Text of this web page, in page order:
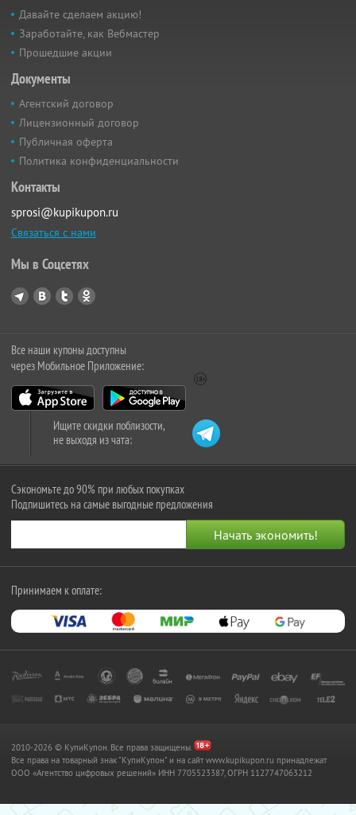
Давайте сделаем акцию!
Заработайте, как Вебмастер
Прошедшие акции
Документы
Агентский договор
Лицензионный договор
Публичная оферта
Политика конфиденциальности
Контакты
sprosi@kupikupon.ru
Связаться с нами
Мы в Соцсетях
Все наши купоны доступны
через Мобильное Приложение:
Ищите скидки поблизости,
не выходя из чата:
Сэкономьте до 90% при любых покупках
Подпишитесь на самые выгодные предложения
Принимаем к оплате:
2010-2026 © КупиКупон. Все права защищены.
Все права на товарный знак "КупиКупон" и на сайт www.kupikupon.ru принадлежат
OOO «Агентство цифровых решений» ИНН 7705523387, ОГРН 1127747063212